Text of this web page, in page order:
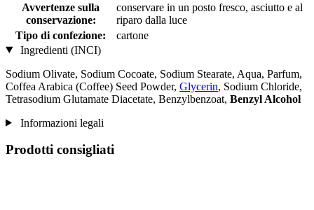
Avvertenze sulla
conservazione:
conservare in un posto fresco, asciutto e al
riparo dalla luce
Tipo di confezione:
cartone
Ingredienti (INCI)
Sodium Olivate, Sodium Cocoate, Sodium Stearate, Aqua, Parfum,
Coffea Arabica (Coffee) Seed Powder, Glycerin, Sodium Chloride,
Tetrasodium Glutamate Diacetate, Benzylbenzoat, Benzyl Alcohol
Informazioni legali
Prodotti consigliati